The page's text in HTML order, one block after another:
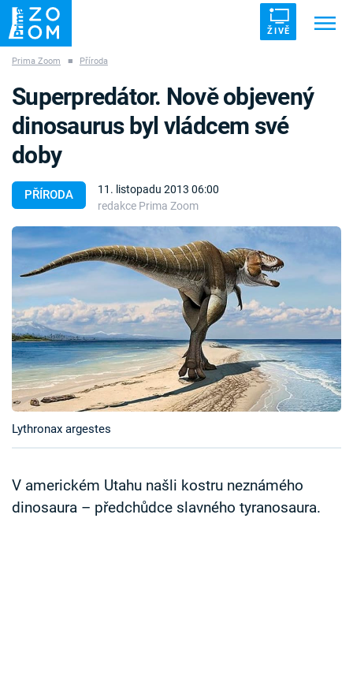
ŽIVĚ
ZÁHADY VETŘELCI DÁVNOVĚKU
Témata
Témata
Pořady
TV Program
Časopis
Sledujte prima+
Sledujte nás
Prima Zoom ■ Příroda
PŘÍRODA
11. listopadu 2013 06:00
redakce Prima Zoom
Superpredátor. Nově objevený
dinosaurus byl vládcem své
doby
Lythronax argestes
V americkém Utahu našli kostru neznámého
dinosaura – předchůdce slavného tyranosaura.